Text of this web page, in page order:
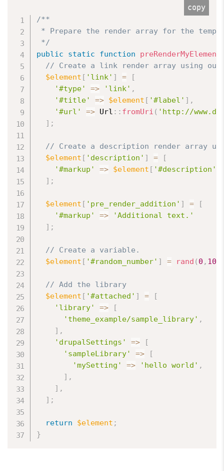
/**
* Prepare the render array for the
*/
public
static function preRenderMyElement
// Create a link render array using
$element [ 'link' ] =
[
'#type'
=> 'link' ,
'#title'
=> $element [ '#label' ] ,
'#url'
=> Url : : fromUri ( 'http://
] ;
// Create a description render array
$element [ 'description' ] =
[
'#markup'
=> $element [ '#description'
] ;
$element [ 'pre_render_addition' ] =
[
'#markup'
=>
'Additional text.'
] ;
// Create a variable.
$element [ '#random_number' ] = rand ( 0 , 100
// Add the library
$element [ '#attached' ] =
[
'library'
=>
[
'theme_example/sample_library' ,
] ,
'drupalSettings'
=>
[
'sampleLibrary'
=>
[
'mySetting'
=> 'hello world' ,
] ,
] ,
] ;
return $element ;
}
copy